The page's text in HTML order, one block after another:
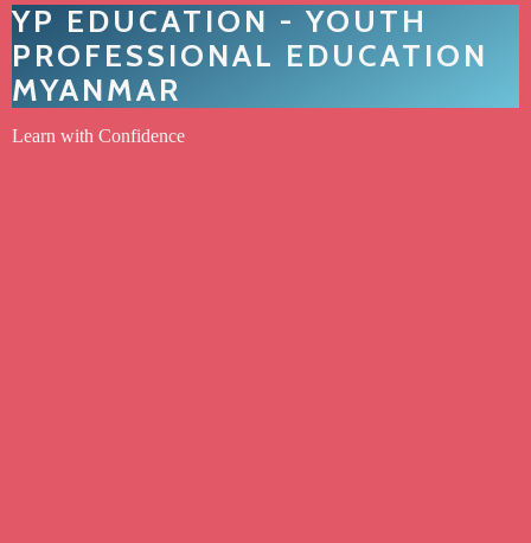
YP EDUCATION - YOUTH
PROFESSIONAL EDUCATION
MYANMAR
Learn with Confidence